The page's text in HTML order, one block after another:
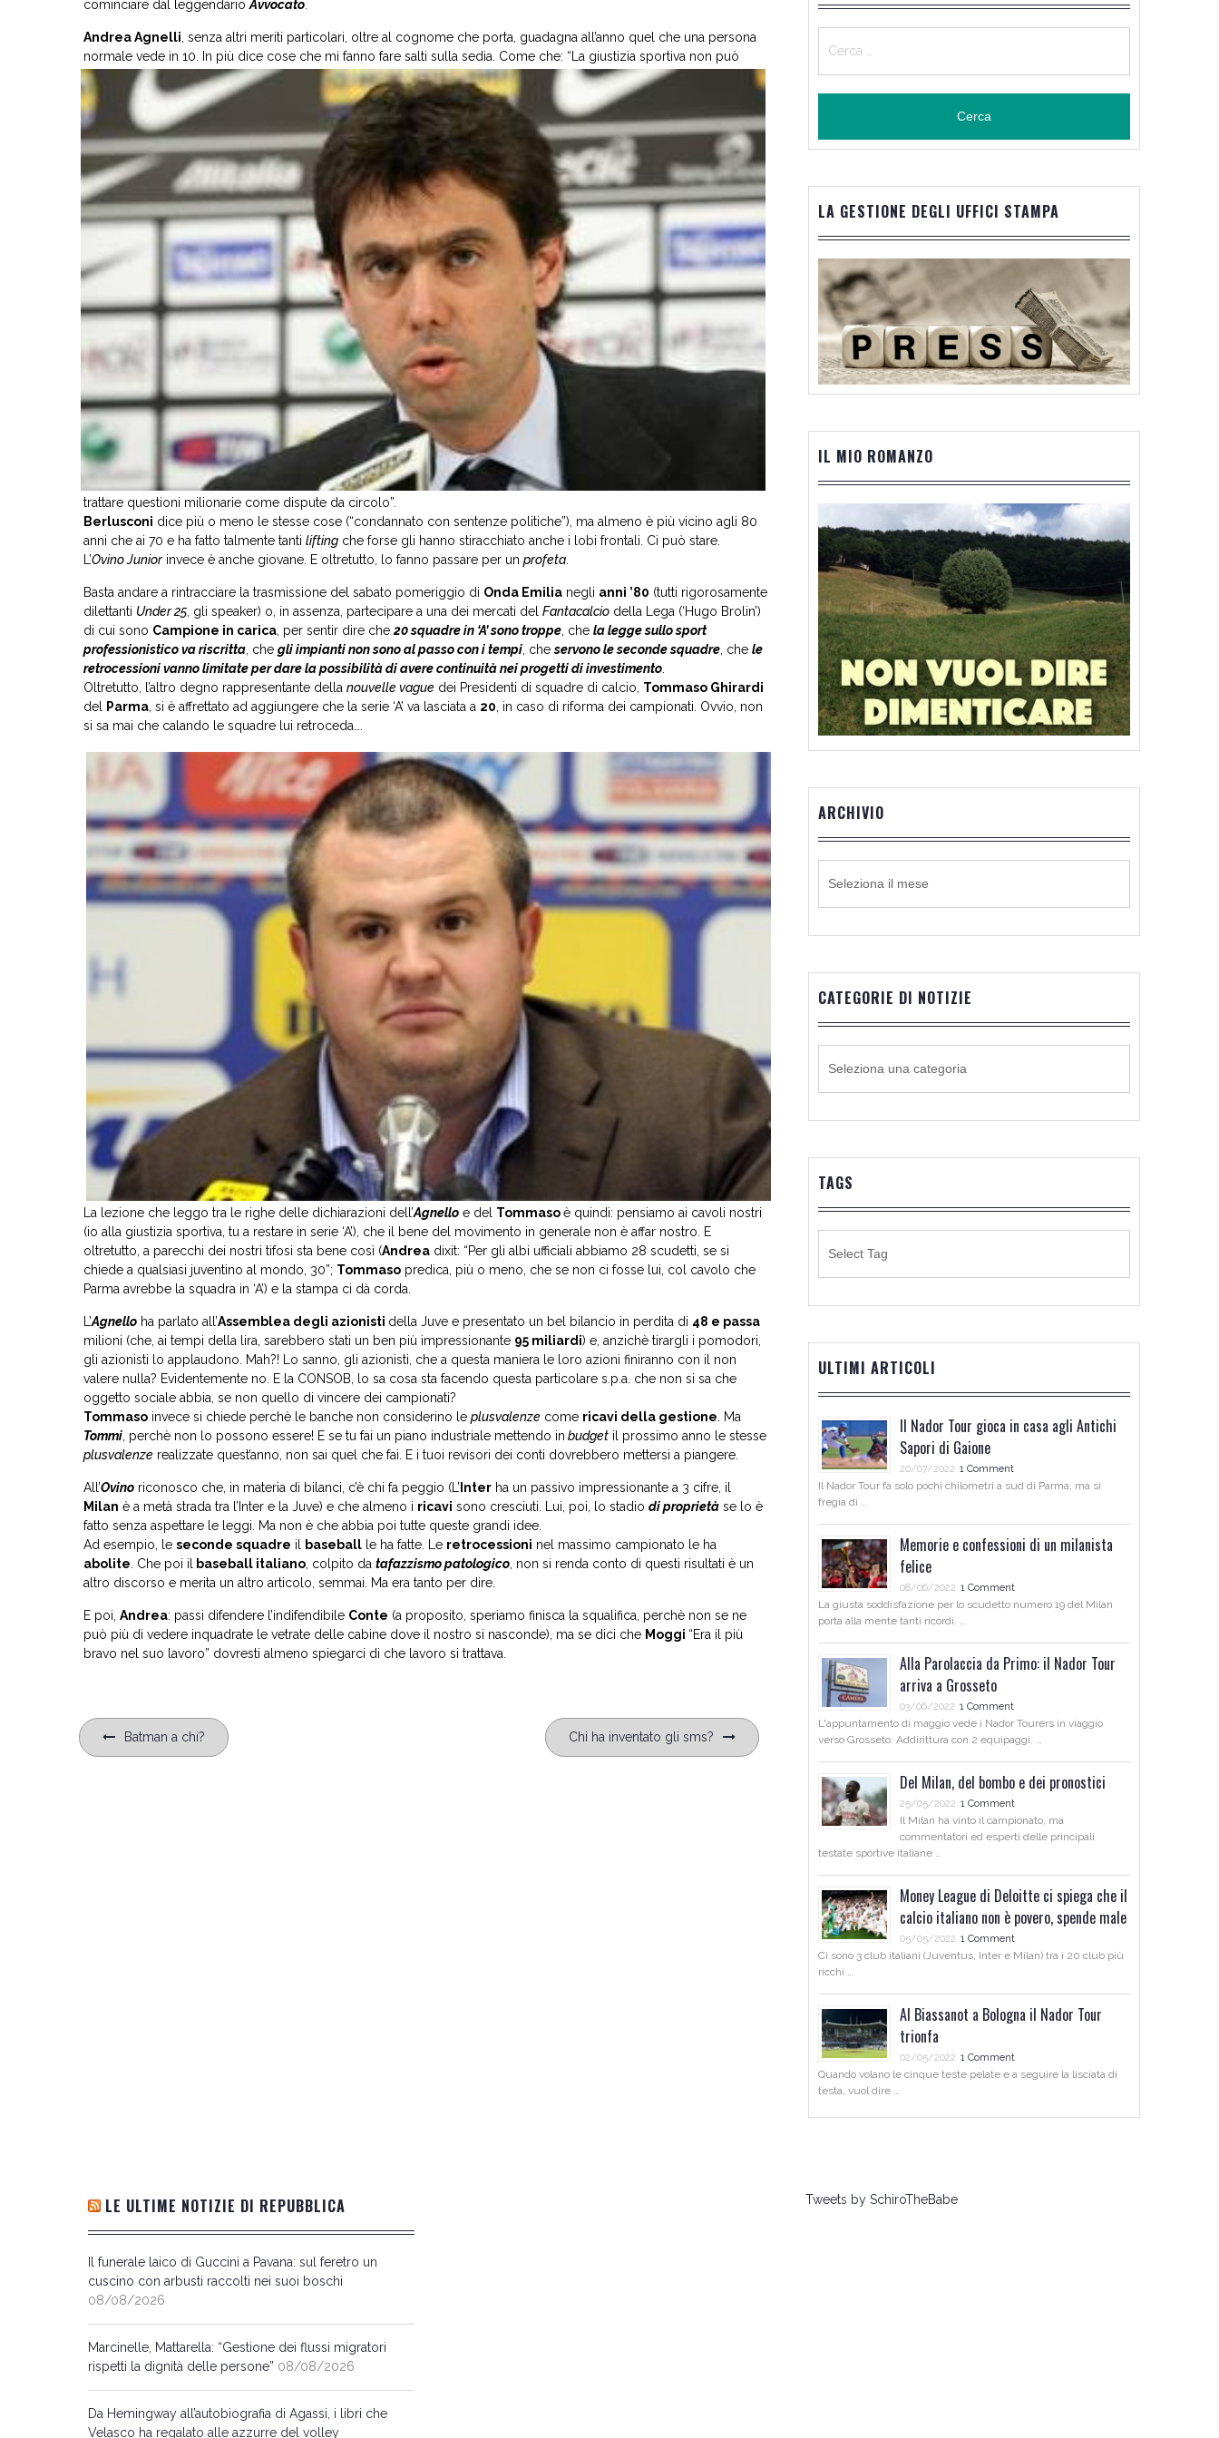
cominciare dal leggendario Avvocato
Andrea Agnelli , senza altri meriti particolari, oltre al cognome che porta, guadagna all’anno quel che una persona
normale vede in 10. In più dice cose che mi fanno fare salti sulla sedia. Come che: “La giustizia sportiva non può
trattare questioni milionarie come dispute da circolo”.
Berlusconi dice più o meno le stesse cose (“condannato con sentenze politiche”), ma almeno è più vicino agli 80
anni che ai 70 e ha fatto talmente tanti lifting che forse gli hanno stiracchiato anche i lobi frontali. Ci può stare.
L’Ovino Juniorinvece è anche giovane. E oltretutto, lo fanno passare per un profeta
Basta andare a rintracciare la trasmissione del sabato pomeriggio di Onda Emilia negli anni ’80 (tutti rigorosamente
dilettanti Under 25 , gli speaker) o, in assenza, partecipare a una dei mercati del Fantacalcio della Lega (‘Hugo Brolin’)
di cui sono Campione in carica , per sentir dire che 20 squadre in ‘A’ sono troppe , che la legge sullo sport
professionistico va riscritta , che gli impianti non sono al passo con i tempi , cheservono le seconde squadre , che le
retrocessioni vanno limitate per dare la possibilità di avere continuità nei progetti di investimento
Oltretutto, l’altro degno rappresentante della nouvelle vague dei Presidenti di squadre di calcio, Tommaso Ghirardi
del
Parma , si è affrettato ad aggiungere che la serie ‘A’ va lasciata a 20 , in caso di riforma dei campionati. Ovvio, non
si sa mai che calando le squadre lui retroceda….
La lezione che leggo tra le righe delle dichiarazioni dell’Agnello e del Tommasoè quindi: pensiamo ai cavoli nostri
(io alla giustizia sportiva, tu a restare in serie ‘A’), che il bene del movimento in generale non è affar nostro. E
oltretutto, a parecchi dei nostri tifosi sta bene così (Andrea dixit: “Per gli albi ufficiali abbiamo 28 scudetti, se si
chiede a qualsiasi juventino al mondo, 30”; Tommaso predica, più o meno, che se non ci fosse lui, col cavolo che
Parma avrebbe la squadra in ‘A’) e la stampa ci dà corda.
L’Agnello ha parlato all’Assemblea degli azionisti della Juve e presentato un bel bilancio in perdita di 48 e passa
milioni (che, ai tempi della lira, sarebbero stati un ben più impressionante 95 miliardi) e, anzichè tirargli i pomodori,
gli azionisti lo applaudono. Mah?! Lo sanno, gli azionisti, che a questa maniera le loro azioni finiranno con il non
valere nulla? Evidentemente no. E la CONSOB, lo sa cosa sta facendo questa particolare s.p.a. che non si sa che
oggetto sociale abbia, se non quello di vincere dei campionati?
Tommaso invece si chiede perchè le banche non considerino le plusvalenze come ricavi della gestione. Ma
Tommi, perchè non lo possono essere! E se tu fai un piano industriale mettendo in budget il prossimo anno le stesse
plusvalenze realizzate quest’anno, non sai quel che fai. E i tuoi revisori dei conti dovrebbero mettersi a piangere.
All’Ovino riconosco che, in materia di bilanci, c’è chi fa peggio (L’ Inter ha un passivo impressionante a 3 cifre, il
Milan è a metà strada tra l’Inter e la Juve) e che almeno i ricavi sono cresciuti. Lui, poi, lo stadio di proprietà se lo è
fatto senza aspettare le leggi. Ma non è che abbia poi tutte queste grandi idee.
Ad esempio, le seconde squadre il baseball le ha fatte. Le retrocessioni nel massimo campionato le ha
abolite. Che poi il baseball italiano, colpito da tafazzismo patologico, non si renda conto di questi risultati è un
altro discorso e merita un altro articolo, semmai. Ma era tanto per dire.
E poi, Andrea: passi difendere l’indifendibile Conte (a proposito, speriamo finisca la squalifica, perchè non se ne
può più di vedere inquadrate le vetrate delle cabine dove il nostro si nasconde), ma se dici che Moggi “Era il più
bravo nel suo lavoro” dovresti almeno spiegarci di che lavoro si trattava.
Navigazione
articoli
Batman a chi? Chi ha inventato gli sms?
per:
LA GESTIONE DEGLI UFFICI STAMPA
IL MIO ROMANZO
ARCHIVIO
CATEGORIE DI NOTIZIE
NOTIZIE
TAGS
ULTIMI ARTICOLI
Il Nador Tour gioca in casa agli Antichi
Sapori di Gaione
20/07/2022 1 Comment
Il Nador Tour fa solo pochi chilometri a sud di Parma, ma si
fregia di …
Memorie e confessioni di un milanista
felice
08/06/2022 1 Comment
La giusta soddisfazione per lo scudetto numero 19 del Milan
porta alla mente tanti ricordi. …
Alla Parolaccia da Primo: il Nador Tour
arriva a Grosseto
03/06/2022 1 Comment
L'appuntamento di maggio vede i Nador Tourers in viaggio
verso Grosseto. Addirittura con 2 equipaggi. …
Del Milan, del bombo e dei pronostici
25/05/2022 1 Comment
Il Milan ha vinto il campionato, ma
commentatori ed esperti delle principali
testate sportive italiane …
Money League di Deloitte ci spiega che il
calcio italiano non è povero, spende male
05/05/2022 1 Comment
Ci sono 3 club italiani (Juventus, Inter e Milan) tra i 20 club più
ricchi …
Al Biassanot a Bologna il Nador Tour
trionfa
02/05/2022 1 Comment
Quando volano le cinque teste pelate e a seguire la lisciata di
testa, vuol dire …
LE ULTIME NOTIZIE DI REPUBBLICA
Il funerale laico di Guccini a Pavana: sul feretro un
cuscino con arbusti raccolti nei suoi boschi
08/08/2026
Marcinelle, Mattarella: “Gestione dei flussi migratori
rispetti la dignità delle persone” 08/08/2026
Da Hemingway all’autobiografia di Agassi, i libri che
Velasco ha regalato alle azzurre del volley
Tweets by SchiroTheBabe